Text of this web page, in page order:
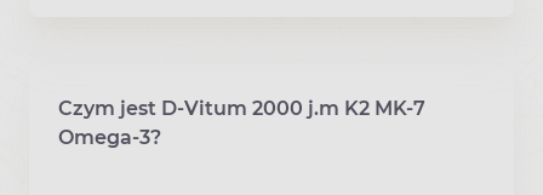
Czym jest D-Vitum 2000 j.m K2 MK-7
Omega-3?